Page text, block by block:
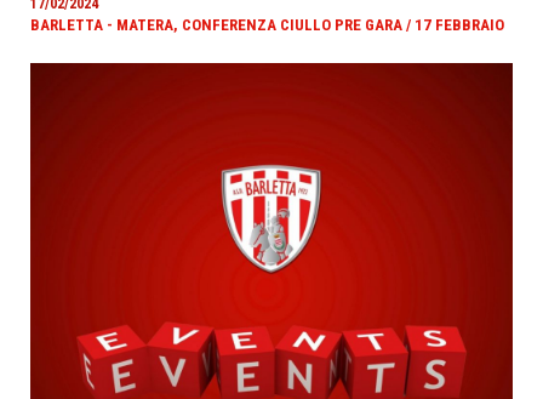
17/02/2024
BARLETTA - MATERA, CONFERENZA CIULLO PRE GARA / 17 FEBBRAIO